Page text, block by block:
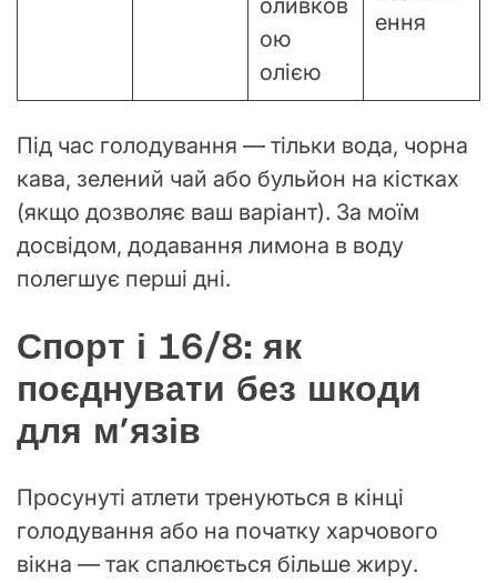
оливков
ою
олією
ення
Під час голодування — тільки вода, чорна
кава, зелений чай або бульйон на кістках
(якщо дозволяє ваш варіант). За моїм
досвідом, додавання лимона в воду
полегшує перші дні.
Спорт і 16/8: як
поєднувати без шкоди
для м’язів
Просунуті атлети тренуються в кінці
голодування або на початку харчового
вікна — так спалюється більше жиру.